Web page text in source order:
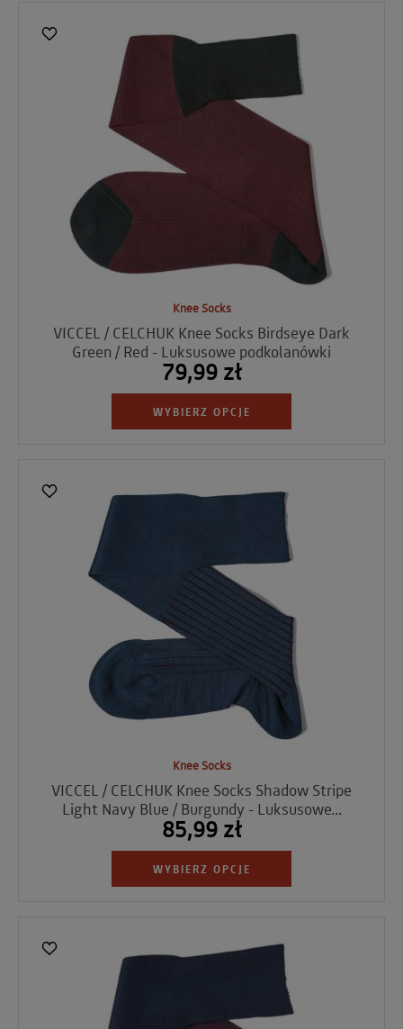
Knee Socks
VICCEL / CELCHUK Knee Socks Birdseye Dark
Green / Red - Luksusowe podkolanówki
79,99 zł
WYBIERZ OPCJE
Knee Socks
VICCEL / CELCHUK Knee Socks Shadow Stripe
Light Navy Blue / Burgundy - Luksusowe...
85,99 zł
WYBIERZ OPCJE